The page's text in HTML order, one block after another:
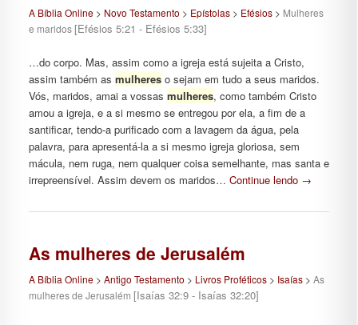
A Bíblia Online> Novo Testamento > Epístolas> Efésios> Mulheres
e maridos [Efésios 5:21 - Efésios 5:33]
…do corpo. Mas, assim como a igreja está sujeita a Cristo,
assim também as mulhereso sejam em tudo a seus maridos.
Vós, maridos, amai a vossas mulheres, como também Cristo
amou a igreja, e a si mesmo se entregou por ela, a fim de a
santificar, tendo-a purificado com a lavagem da água, pela
palavra, para apresentá-la a si mesmo igreja gloriosa, sem
mácula, nem ruga, nem qualquer coisa semelhante, mas santa e
irrepreensível. Assim devem os maridos… Continue lendo →
As mulheres de Jerusalém
A Bíblia Online> Antigo Testamento > Livros Proféticos> Isaías> As
mulheres de Jerusalém [Isaías 32:9 - Isaías 32:20]